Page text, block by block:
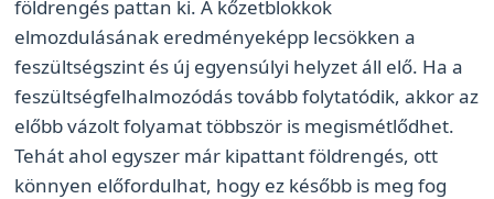
földrengés pattan ki. A kőzetblokkok
elmozdulásának eredményeképp lecsökken a
feszültségszint és új egyensúlyi helyzet áll elő. Ha a
feszültségfelhalmozódás tovább folytatódik, akkor az
előbb vázolt folyamat többször is megismétlődhet.
Tehát ahol egyszer már kipattant földrengés, ott
könnyen előfordulhat, hogy ez később is meg fog